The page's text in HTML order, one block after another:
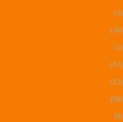
(2)
(36)
(1)
(47)
(12)
(56)
(8)